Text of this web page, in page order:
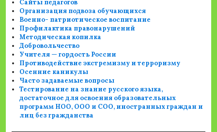
Сайты педагогов
Организация подвоза обучающихся
Военно- патриотическое воспитание
Профилактика правонарушений
Методическая копилка
Добровольчество
Учителя — гордость России
Противодействие экстремизму и терроризму
Осенние каникулы
Часто задаваемые вопросы
Тестирование на знание русского языка,
достаточное для освоения образовательных
программ НОО, ООО и СОО, иностранных граждан и
лиц без гражданства